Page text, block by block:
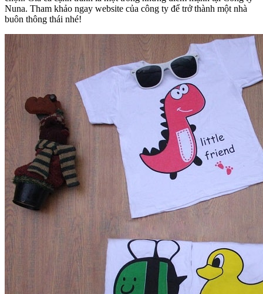
Nuna. Tham khảo ngay website của công ty để trở thành một nhà
buôn thông thái nhé!